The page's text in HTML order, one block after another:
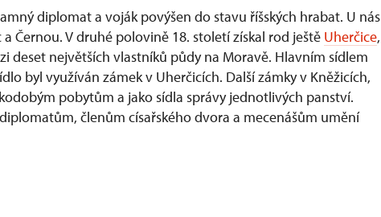
diplomat a voják povýšen do stavu říšských hrabat. U nás
Černou. V druhé polovině 18. století získal rod ještě Uherčice,
deset největších vlastníků půdy na Moravě. Hlavním sídlem
byl využíván zámek v Uherčicích. Další zámky v Kněžicích,
pobytům a jako sídla správy jednotlivých panství.
členům císařského dvora a mecenášům umění